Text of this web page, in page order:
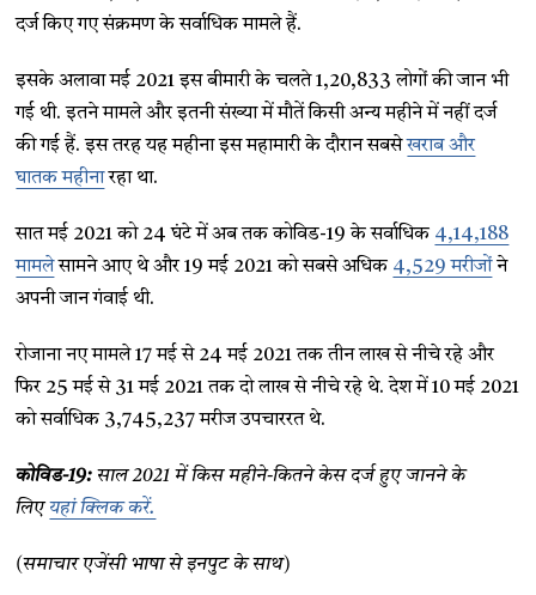
दर्ज किए गए संक्रमण के सर्वाधिक मामले हैं.
इसके अलावा मई 2021 इस बीमारी के चलते 1,20,833 लोगों की जान भी
गई थी. इतने मामले और इतनी संख्या में मौतें किसी अन्य महीने में नहीं दर्ज
की गई हैं. इस तरह यह महीना इस महामारी के दौरान सबसेखराब और
घातक महीनारहा था.
सात मई 2021 को 24 घंटे में अब तक कोविड-19 के सर्वाधिक 4,14,188
मामलेसामने आए थे और 19 मई 2021 को सबसे अधिक 4,529 मरीजोंने
अपनी जान गंवाई थी.
रोजाना नए मामले 17 मई से 24 मई 2021 तक तीन लाख से नीचे रहे और
फिर 25 मई से 31 मई 2021 तक दो लाख से नीचे रहे थे. देश में 10 मई 2021
को सर्वाधिक 3,745,237 मरीज उपचाररत थे.
कोविड-19: साल 2021 में किस महीने-कितने केस दर्ज हुए जानने के
लिएयहां क्लिक करें.
(समाचार एजेंसी भाषा से इनपुट के साथ)